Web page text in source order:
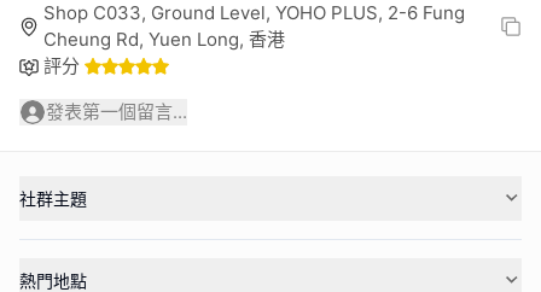
Shop C033, Ground Level, YOHO PLUS, 2-6 Fung
Cheung Rd, Yuen Long, 香港
評分
發表第一個留言...
社群主題
熱門地點